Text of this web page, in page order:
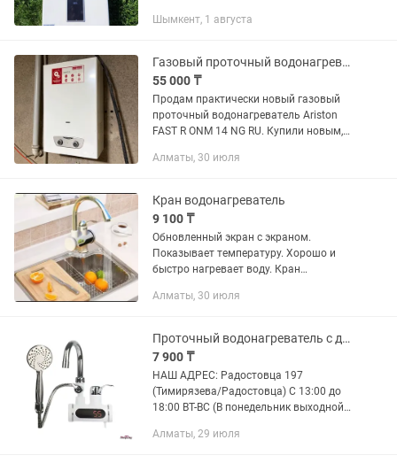
Шымкент, 1 августа
Газовый проточный водонагреватель Ariston FAST R ONM 14 NG RU
55 000 ₸
Продам практически новый газовый
проточный водонагреватель Ariston
FAST R ONM 14 NG RU. Купили новым,
пользовались. Причина продажи — в
Алматы, 30 июля
Кран водонагреватель
9 100 ₸
Обновленный экран с экраном.
Показывает температуру. Хорошо и
быстро нагревает воду. Кран
Особенно хорошо, если его поставить
Алматы, 30 июля
Проточный водонагреватель с душем Delimano
7 900 ₸
НАШ АДРЕС: Радостовца 197
(Тимирязева/Радостовца) С 13:00 до
18:00 ВТ-ВС (В понедельник выходной
Проточный водонагреватель - это
Алматы, 29 июля